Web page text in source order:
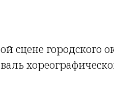
сцене